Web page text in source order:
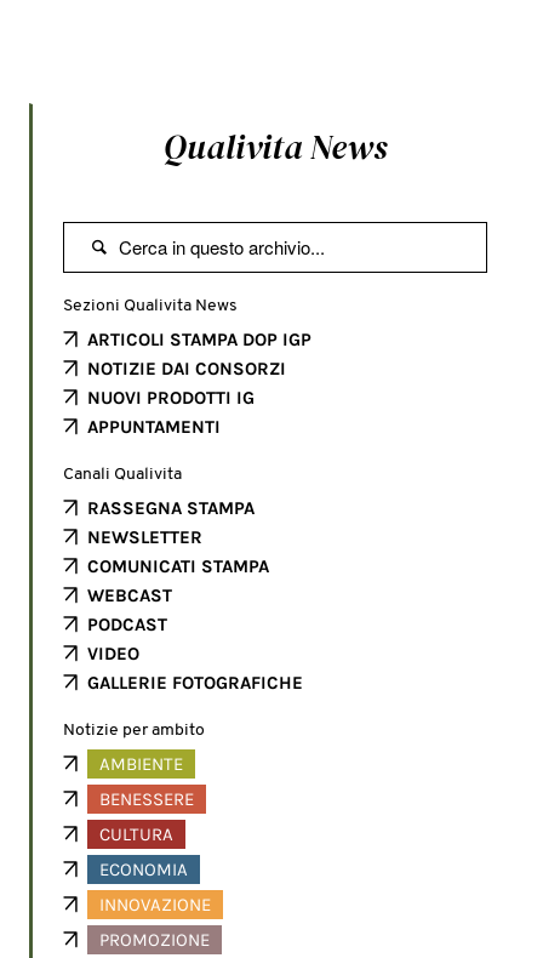
Qualivita News

Sezioni Qualivita News
ARTICOLI STAMPA DOP IGP
NOTIZIE DAI CONSORZI
NUOVI PRODOTTI IG
APPUNTAMENTI
Canali Qualivita
RASSEGNA STAMPA
NEWSLETTER
COMUNICATI STAMPA
WEBCAST
PODCAST
VIDEO
GALLERIE FOTOGRAFICHE
Notizie per ambito
AMBIENTE
BENESSERE
CULTURA
ECONOMIA
INNOVAZIONE
PROMOZIONE